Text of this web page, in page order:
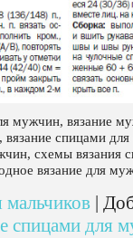
мужчин, вязание
спицами
схемы вязания
вязание для
мальчиков |
спицами для